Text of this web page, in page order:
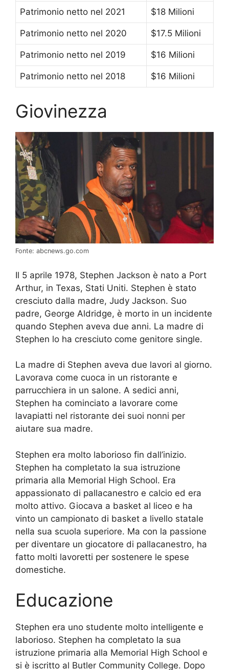
Patrimonio netto nel 2021 $18 Milioni
Patrimonio netto nel 2020 $17.5 Milioni
Patrimonio netto nel 2019 $16 Milioni
Patrimonio netto nel 2018 $16 Milioni
Giovinezza
Fonte: abcnews.go.com
Il 5 aprile 1978, Stephen Jackson è nato a Port
Arthur, in Texas, Stati Uniti. Stephen è stato
cresciuto dalla madre, Judy Jackson. Suo
padre, George Aldridge, è morto in un incidente
quando Stephen aveva due anni. La madre di
Stephen lo ha cresciuto come genitore single.
La madre di Stephen aveva due lavori al giorno.
Lavorava come cuoca in un ristorante e
parrucchiera in un salone. A sedici anni,
Stephen ha cominciato a lavorare come
lavapiatti nel ristorante dei suoi nonni per
aiutare sua madre.
Stephen era molto laborioso fin dall’inizio.
Stephen ha completato la sua istruzione
primaria alla Memorial High School. Era
appassionato di pallacanestro e calcio ed era
molto attivo. Giocava a basket al liceo e ha
vinto un campionato di basket a livello statale
nella sua scuola superiore. Ma con la passione
per diventare un giocatore di pallacanestro, ha
fatto molti lavoretti per sostenere le spese
domestiche.
Educazione
Stephen era uno studente molto intelligente e
laborioso. Stephen ha completato la sua
istruzione primaria alla Memorial High School e
si è iscritto al Butler Community College. Dopo